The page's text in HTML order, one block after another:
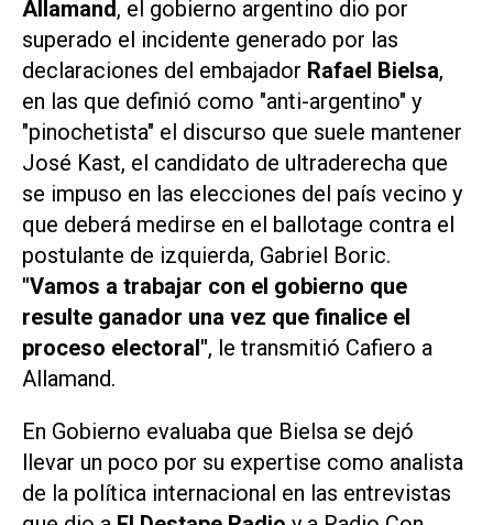
Allamand, el gobierno argentino dio por
superado el incidente generado por las
declaraciones del embajador Rafael Bielsa,
en las que definió como "anti-argentino" y
"pinochetista" el discurso que suele mantener
José Kast, el candidato de ultraderecha que
se impuso en las elecciones del país vecino y
que deberá medirse en el ballotage contra el
postulante de izquierda, Gabriel Boric.
"Vamos a trabajar con el gobierno que
resulte ganador una vez que finalice el
proceso electoral", le transmitió Cafiero a
Allamand.
En Gobierno evaluaba que Bielsa se dejó
llevar un poco por su expertise como analista
de la política internacional en las entrevistas